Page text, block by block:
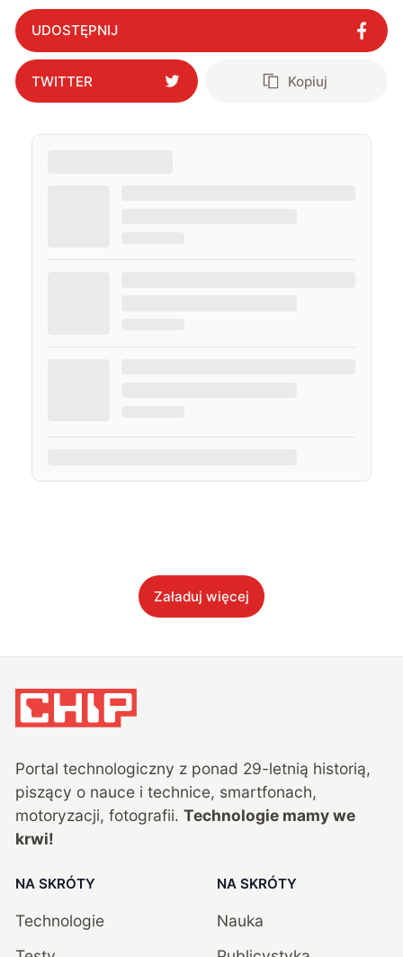
UDOSTĘPNIJ
TWITTER Kopiuj
Załaduj więcej
Portal technologiczny z ponad 29-letnią historią,
piszący o nauce i technice, smartfonach,
motoryzacji, fotografii. Technologie mamy we
krwi!
NA SKRÓTY
Technologie
NA SKRÓTY
Nauka